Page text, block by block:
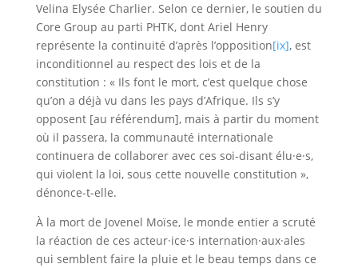
Velina Elysée Charlier. Selon ce dernier, le soutien du
Core Group au parti PHTK, dont Ariel Henry
représente la continuité d’après l’opposition[ix], est
inconditionnel au respect des lois et de la
constitution : « Ils font le mort, c’est quelque chose
qu’on a déjà vu dans les pays d’Afrique. Ils s’y
opposent [au référendum], mais à partir du moment
où il passera, la communauté internationale
continuera de collaborer avec ces soi-disant élu·e·s,
qui violent la loi, sous cette nouvelle constitution »,
dénonce-t-elle.
À la mort de Jovenel Moïse, le monde entier a scruté
la réaction de ces acteur·ice·s internation·aux·ales
qui semblent faire la pluie et le beau temps dans ce